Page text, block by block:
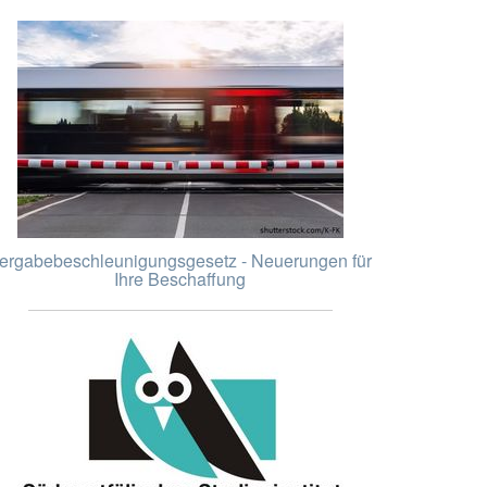
- Neuerungen für
Ihre Beschaffung